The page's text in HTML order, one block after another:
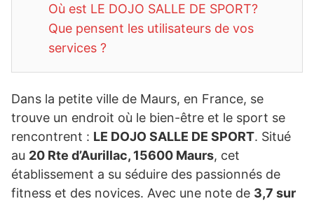
Où est LE DOJO SALLE DE SPORT?
Que pensent les utilisateurs de vos
services ?
Dans la petite ville de Maurs, en France, se
trouve un endroit où le bien-être et le sport se
rencontrent : LE DOJO SALLE DE SPORT. Situé
au 20 Rte d’Aurillac, 15600 Maurs, cet
établissement a su séduire des passionnés de
fitness et des novices. Avec une note de 3,7 sur